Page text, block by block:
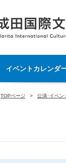
イベントカレンダ
TOPページ 公演･イベン